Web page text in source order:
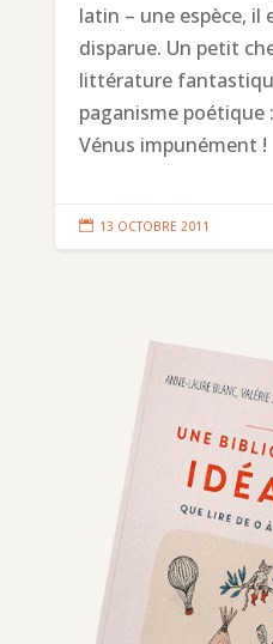
latin – une espèce, il
disparue. Un petit
littérature
paganisme poétique
Vénus impunément !
 13 OCTOBRE 2011